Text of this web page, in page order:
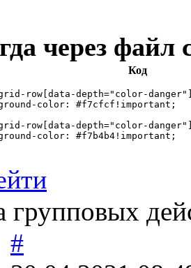
через
Код
row[data-depth="color-
color: #f7cfcf!important;
row[data-depth="color-
color: #f7b4b4!important;
групповых
#